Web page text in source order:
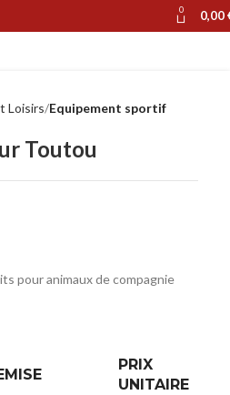
0 0,00
Loisirs Equipement sportif
Toutou
pour animaux de compagnie
PRIX
UNITAIRE